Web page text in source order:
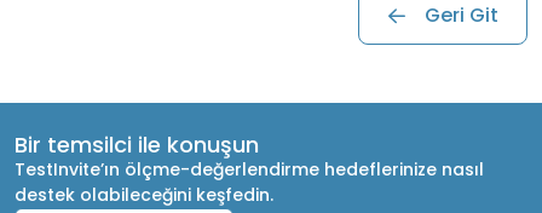
Geri Git
Bir temsilci ile konuşun
TestInvite’ın ölçme-değerlendirme hedeflerinize nasıl
destek olabileceğini keşfedin.